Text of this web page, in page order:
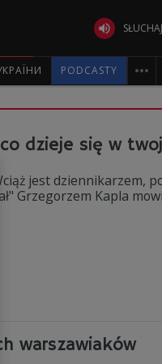
 SŁUCHAJ
PODCASTY 
dzieje się w
jest dziennikarzem,
Grzegorzem Kapla
warszawiaków